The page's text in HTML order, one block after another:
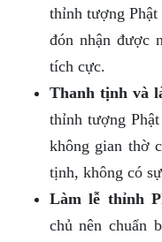
thỉnh tượng
đón nhận được
tích cực.
Thanh tịnh và
thỉnh tượng
không gian thờ
tịnh, không có
Làm lễ thỉnh
chủ nên chuẩn